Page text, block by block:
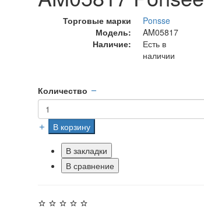
Торговые марки
Ponsse
Модель:
AM05817
Наличие:
Есть в
наличии
Количество
В корзину
В закладки
В сравнение